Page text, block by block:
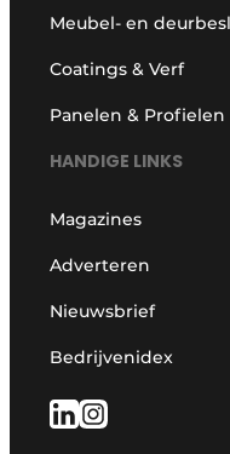
Meubel- en
Coatings & Verf
Panelen & Profielen
HANDIGE LINKS
Magazines
Adverteren
Nieuwsbrief
Bedrijvenidex